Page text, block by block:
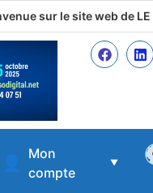
le site web de LE FASO
👤
Mon
compte
▼